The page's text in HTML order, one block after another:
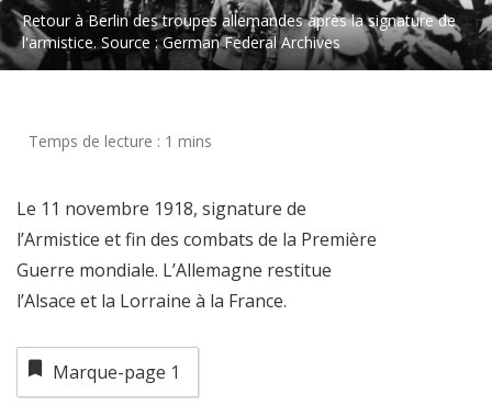
Retour à Berlin des troupes allemandes après la signature de
l'armistice. Source : German Federal Archives
Le 11 novembre 1918, signature de
l’Armistice et fin des combats de la Première
Guerre mondiale. L’Allemagne restitue
l’Alsace et la Lorraine à la Frаnce.
Marque-page 1